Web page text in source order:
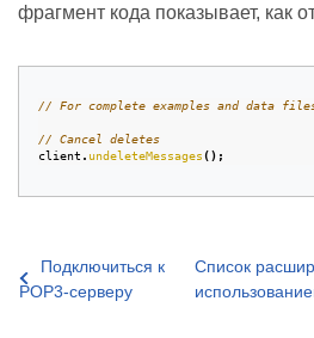
фрагмент кода показывает, как
// For complete examples and data
// Cancel deletes
client . undeleteMessages();
Подключиться к
POP3‑серверу
Список